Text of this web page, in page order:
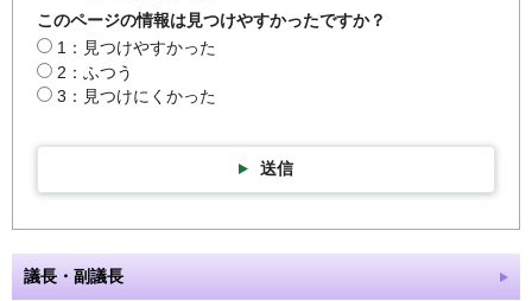
このページの情報は見つけやすかったですか？
1：見つけやすかった
2：ふつう
3：見つけにくかった
送信
議長・副議長